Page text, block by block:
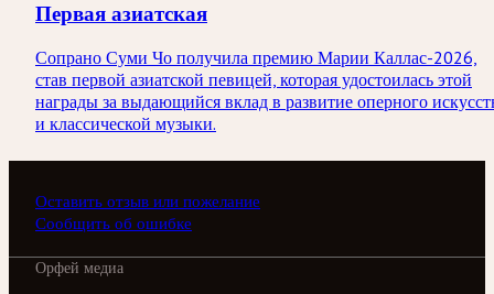
Первая азиатская
Сопрано Суми Чо получила премию Марии Каллас-2026,
став первой азиатской певицей, которая удостоилась этой
награды за выдающийся вклад в развитие оперного
и классической музыки.
Оставить отзыв или пожелание
Сообщить об ошибке
Орфей медиа